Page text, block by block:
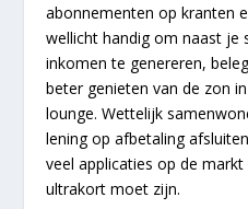
abonnementen op kranten
wellicht handig om naast je
inkomen te genereren,
beter genieten van de zon
lounge. Wettelijk
lening op afbetaling
veel applicaties op de
ultrakort moet zijn.